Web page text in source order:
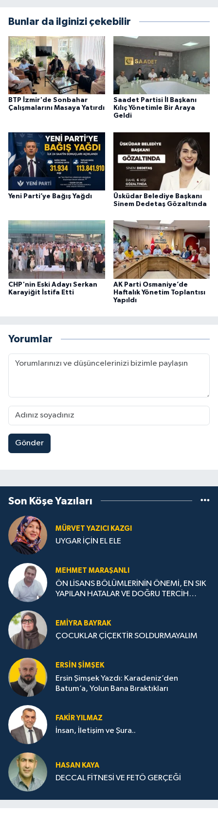
Bunlar da ilginizi çekebilir
BTP İzmir'de Sonbahar
Çalışmalarını Masaya Yatırdı
Saadet Partisi İl Başkanı
Kılıç Yönetimle Bir Araya
Geldi
Yeni Parti’ye Bağış Yağdı
Üsküdar Belediye Başkanı
Sinem Dedetaş Gözaltında
CHP'nin Eski Adayı Serkan
Karayiğit İstifa Etti
AK Parti Osmaniye’de
Haftalık Yönetim Toplantısı
Yapıldı
Yorumlar
Gönder
Son Köşe Yazıları
MÜRVET YAZICI KAZGI
UYGAR İÇİN EL ELE
MEHMET MARAŞANLI
ÖN LİSANS BÖLÜMLERİNİN ÖNEMİ, EN SIK
YAPILAN HATALAR VE DOĞRU TERCİH
EMIYRA BAYRAK
ÇOCUKLAR ÇİÇEKTİR SOLDURMAYALIM
ERSIN ŞIMŞEK
Ersin Şimşek Yazdı: Karadeniz’den
Batum’a, Yolun Bana Bıraktıkları
FAKIR YILMAZ
İnsan, İletişim ve Şura..
HASAN KAYA
DECCAL FİTNESİ VE FETÖ GERÇEĞİ